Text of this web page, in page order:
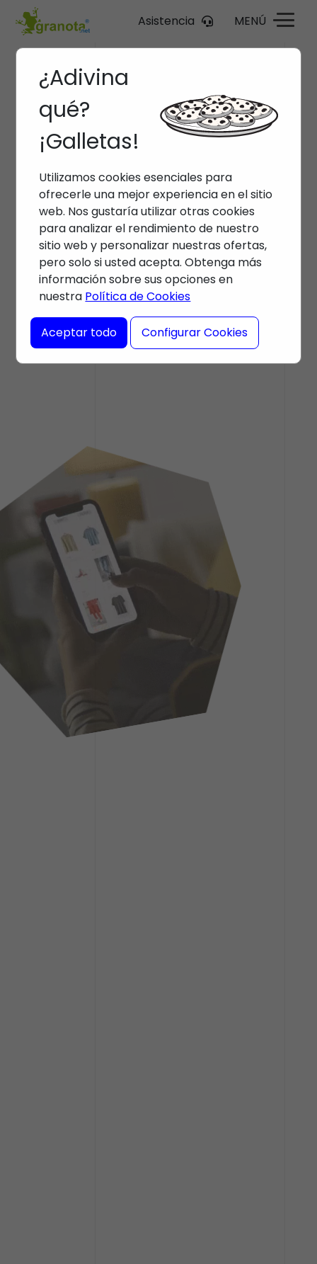
Asistencia MENÚ
¿Adivina
qué?
¡Galletas!
Utilizamos cookies esenciales para
ofrecerle una mejor experiencia en el sitio
web. Nos gustaría utilizar otras cookies
para analizar el rendimiento de nuestro
sitio web y personalizar nuestras ofertas,
pero solo si usted acepta. Obtenga más
información sobre sus opciones en
nuestra Política de Cookies
Aceptar todo Configurar Cookies